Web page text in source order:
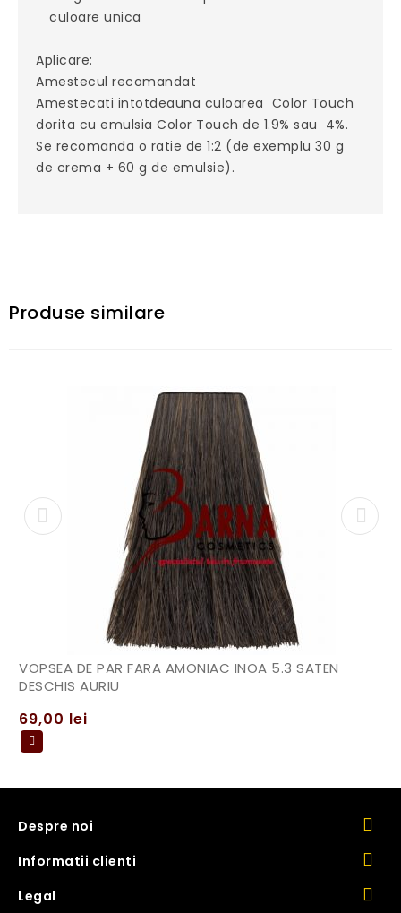
culoare unica
Aplicare:
Amestecul recomandat
Amestecati intotdeauna culoarea Color Touch
dorita cu emulsia Color Touch de 1.9% sau 4%.
Se recomanda o ratie de 1:2 (de exemplu 30 g
de crema + 60 g de emulsie).
Produse similare
VOPSEA DE PAR FARA AMONIAC INOA 5.3 SATEN
DESCHIS AURIU
69,00 lei
Despre noi
Informatii clienti
Legal